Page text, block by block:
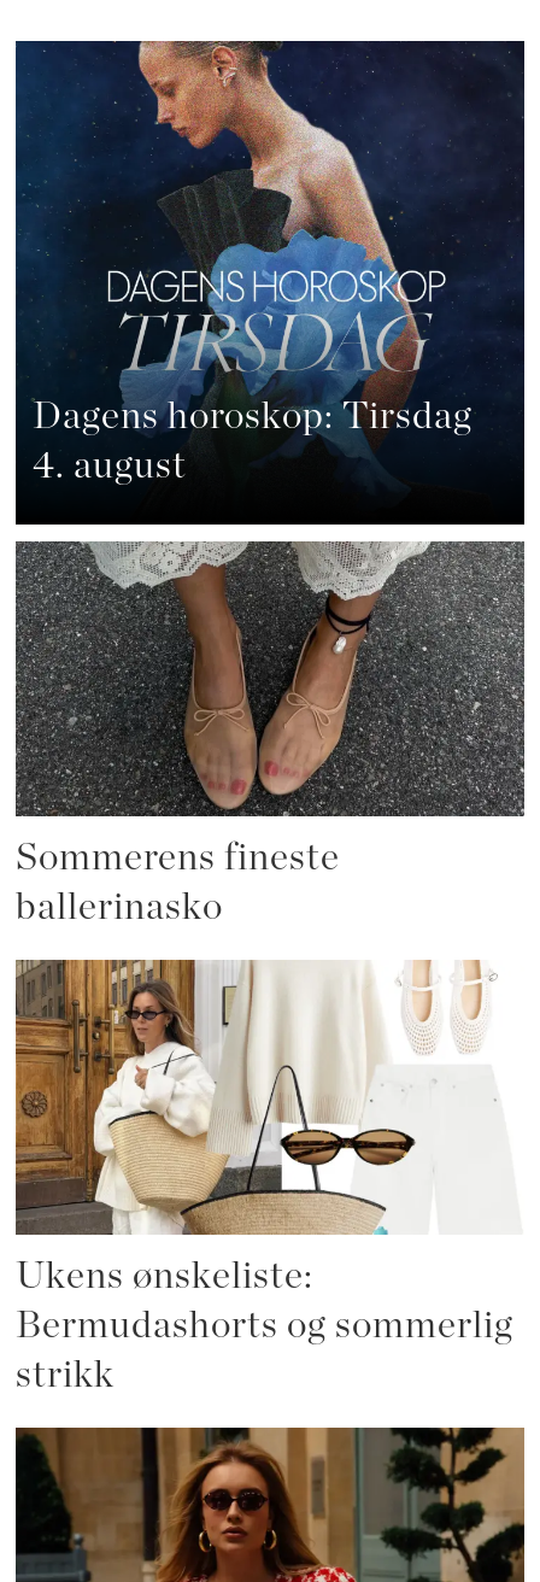
Dagens horoskop: Tirsdag
4. august
Sommerens fineste
ballerinasko
Ukens ønskeliste:
Bermudashorts og sommerlig
strikk